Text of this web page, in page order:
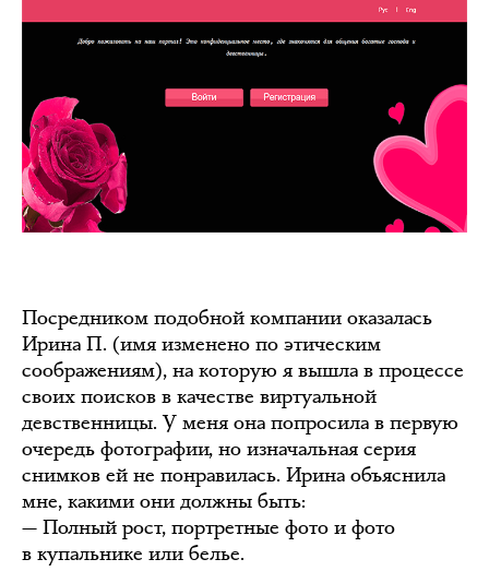
Посредником подобной компании оказалась
Ирина П. (имя изменено по этическим
соображениям), на которую я вышла в процессе
своих поисков в качестве виртуальной
девственницы. У меня она попросила в первую
очередь фотографии, но изначальная серия
снимков ей не понравилась. Ирина объяснила
мне, какими они должны быть:
— Полный рост, портретные фото и фото
в купальнике или белье.